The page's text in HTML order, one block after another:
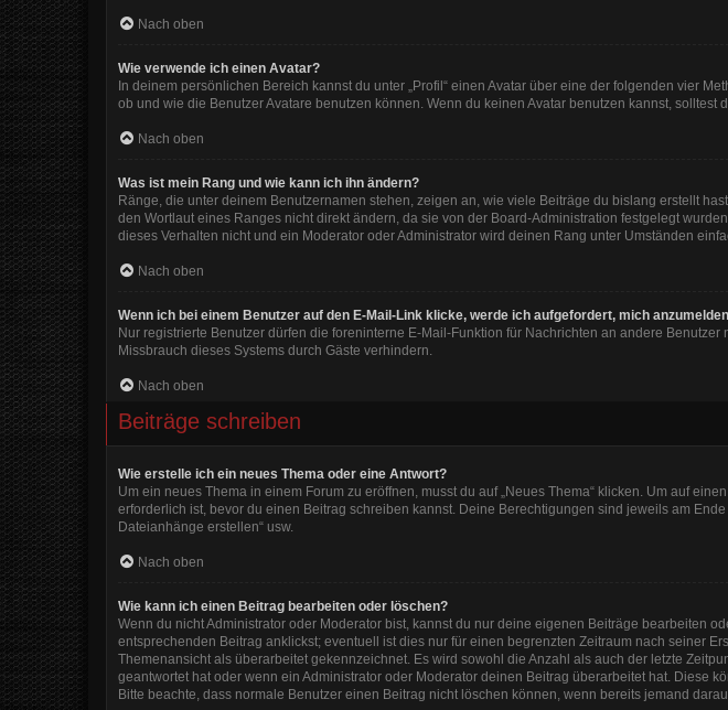
Nach oben
Wie verwende ich einen Avatar?
In deinem persönlichen Bereich kannst du unter „Profil“ einen Avatar über eine der folgenden vier
ob und wie die Benutzer Avatare benutzen können. Wenn du keinen Avatar benutzen kannst, solltest
Nach oben
Was ist mein Rang und wie kann ich ihn ändern?
Ränge, die unter deinem Benutzernamen stehen, zeigen an, wie viele Beiträge du bislang erstellt
den Wortlaut eines Ranges nicht direkt ändern, da sie von der Board-Administration festgelegt
dieses Verhalten nicht und ein Moderator oder Administrator wird deinen Rang unter Umständen
Nach oben
Wenn ich bei einem Benutzer auf den E-Mail-Link klicke, werde ich aufgefordert, mich
Nur registrierte Benutzer dürfen die foreninterne E-Mail-Funktion für Nachrichten an andere
Missbrauch dieses Systems durch Gäste verhindern.
Nach oben
Beiträge schreiben
Wie erstelle ich ein neues Thema oder eine Antwort?
Um ein neues Thema in einem Forum zu eröffnen, musst du auf „Neues Thema“ klicken. Um auf
erforderlich ist, bevor du einen Beitrag schreiben kannst. Deine Berechtigungen sind jeweils am
Dateianhänge erstellen“ usw.
Nach oben
Wie kann ich einen Beitrag bearbeiten oder löschen?
Wenn du nicht Administrator oder Moderator bist, kannst du nur deine eigenen Beiträge bearbeiten
entsprechenden Beitrag anklickst; eventuell ist dies nur für einen begrenzten Zeitraum nach seiner
Themenansicht als überarbeitet gekennzeichnet. Es wird sowohl die Anzahl als auch der letzte
geantwortet hat oder wenn ein Administrator oder Moderator deinen Beitrag überarbeitet hat. Diese
Bitte beachte, dass normale Benutzer einen Beitrag nicht löschen können, wenn bereits jemand